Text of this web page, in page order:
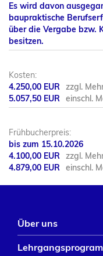
Es wird davon
baupraktische
über die Vergabe bzw.
besitzen.
Kosten:
4.250,00 EUR zzgl.
5.057,50 EUR einschl.
Frühbucherpreis:
bis zum 15.10.2026
4.100,00 EUR zzgl.
4.879,00 EUR einschl.
Über uns
BFW NRW